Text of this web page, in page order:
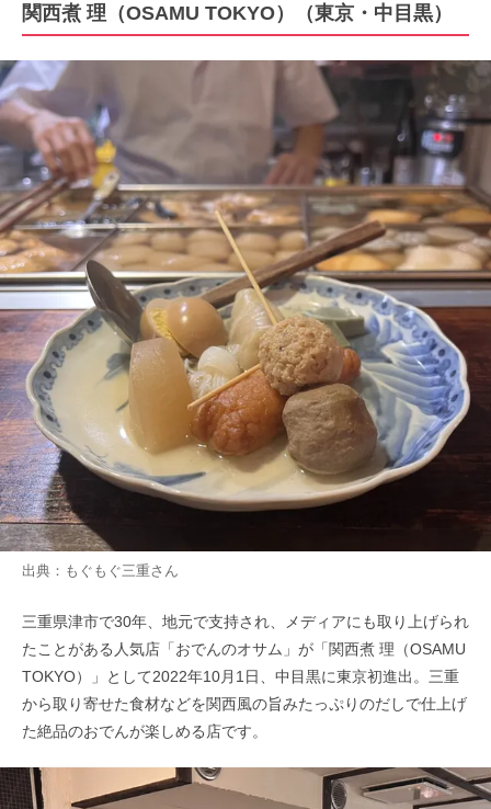
関西煮 理（OSAMU TOKYO）（東京・中目黒）
出典： もぐもぐ三重さん
三重県津市で30年、地元で支持され、メディアにも取り上げられ
たことがある人気店「おでんのオサム」が「関西煮 理（OSAMU
TOKYO）」として2022年10月1日、中目黒に東京初進出。三重
から取り寄せた食材などを関西風の旨みたっぷりのだしで仕上げ
た絶品のおでんが楽しめる店です。